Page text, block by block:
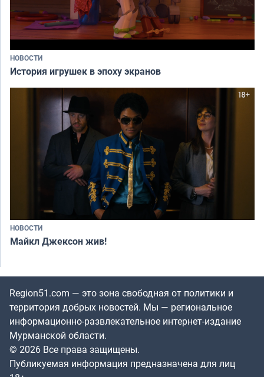
НОВОСТИ
История игрушек в эпоху экранов
НОВОСТИ
Майкл Джексон жив!
Region51.com — это зона свободная от политики и
территория добрых новостей. Мы — региональное
информационно-развлекательное интернет-издание
Мурманской области.
© 2026 Все права защищены.
Публикуемая информация предназначена для лиц